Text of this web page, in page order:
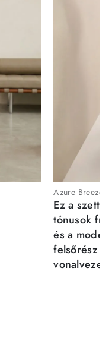
Azure Breeze
Ez a szett
tónusok
és a
felsőrész